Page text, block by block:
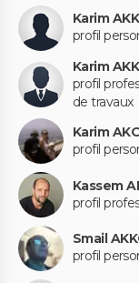
Karim
profil
Karim
profil
de travaux
Karim
profil
Kassem
profil
Smail
profil